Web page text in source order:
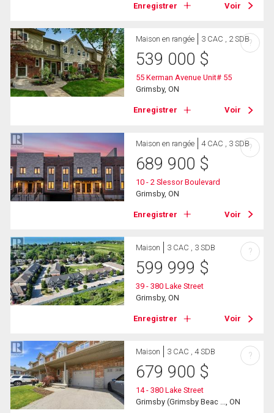
Enregistrer Voir
Maison en rangée 3 CAC , 2 SDB
539 000 $
55 Kerman Avenue Unit# 55
Grimsby, ON
Enregistrer Voir
?
Maison en rangée 4 CAC , 3 SDB
689 900 $
10 - 2 Slessor Boulevard
Grimsby, ON
Enregistrer Voir
?
Maison 3 CAC , 3 SDB
599 999 $
39 - 380 Lake Street
Grimsby, ON
Enregistrer Voir
?
Maison 3 CAC , 4 SDB
679 900 $
14 - 380 Lake Street
Grimsby (Grimsby Beac ..., ON
?